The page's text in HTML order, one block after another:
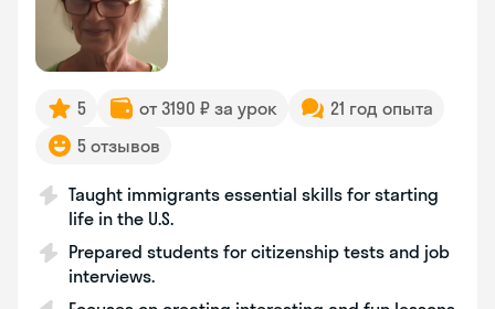
5 от 3190 ₽ за урок
21 год опыта
5 отзывов
Taught immigrants essential skills for starting
life in the U.S.
Prepared students for citizenship tests and job
interviews.